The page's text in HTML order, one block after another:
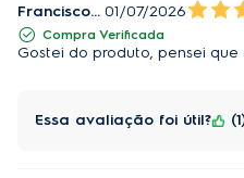
responsáveis por picar os
precisos.
Oferecem sugestão de
Francisco S. 01/07/2026
Compra Verificada
Gostei do produto, pensei
Essa avaliação foi útil? 1